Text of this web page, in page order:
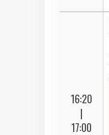
16:20
|
17:00